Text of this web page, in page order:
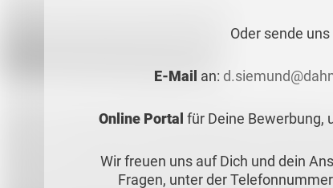
Oder sende
E-Mail an:
Online Portal für Deine Bewerbung,
Wir freuen uns auf Dich und dein
Fragen, unter der